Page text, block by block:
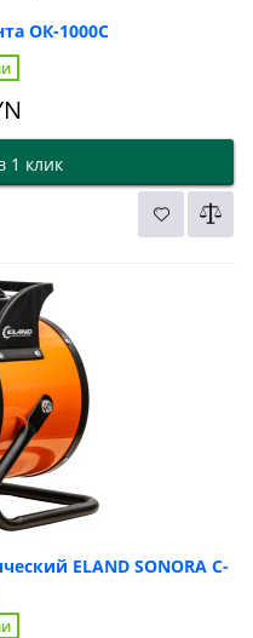
ОК-1000С
1 клик
ELAND SONORA C-